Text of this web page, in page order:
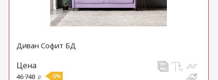
Диван Софит БД
Цена
46 748 -5%